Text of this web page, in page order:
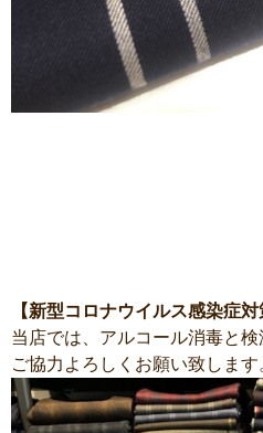
【新型コロナウイルス感染症対
当店では、アルコール消毒と検
ご協力よろしくお願い致します